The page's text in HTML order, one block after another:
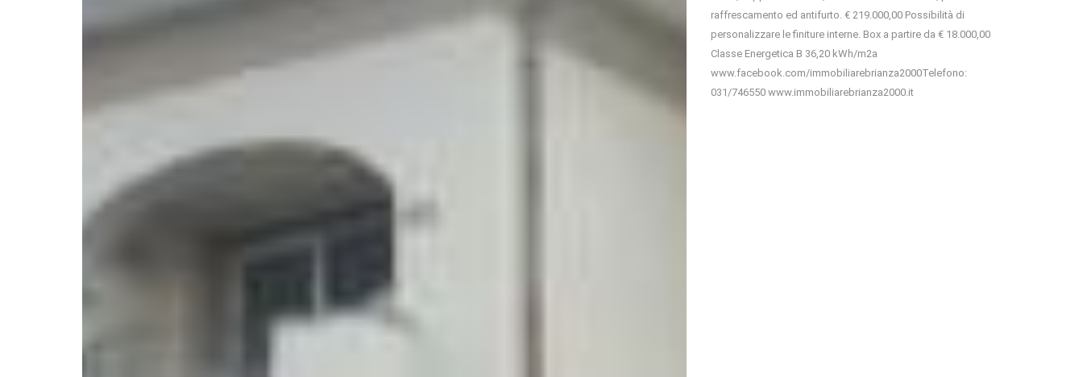
raffrescamento ed antifurto. € 219.000,00 Possibilità di
personalizzare le finiture interne. Box a partire da € 18.000,00
Classe Energetica B 36,20 kWh/m2a
www.facebook.com/immobiliarebrianza2000Telefono:
031/746550 www.immobiliarebrianza2000.it